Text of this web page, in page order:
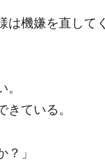
機嫌を直して
ている。
？」